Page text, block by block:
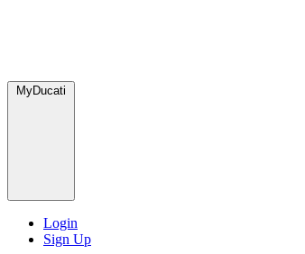
MyDucati
Login
Sign Up